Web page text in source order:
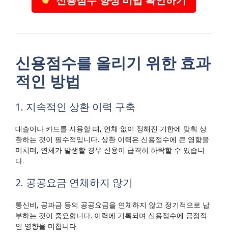
신용점수를 올리기 위한 효과
적인 방법
1. 지속적인 상환 이력 구축
대출이나 카드를 사용할 때, 연체 없이 정해진 기한에 맞춰 상
환하는 것이 필수적입니다. 상환 이력은 신용점수에 큰 영향을
미치며, 연체가 발생할 경우 신용이 급격히 하락할 수 있습니
다.
2. 공공요금 연체하지 않기
통신비, 공과금 등의 공공요금을 연체하지 않고 정기적으로 납
부하는 것이 중요합니다. 이력에 기록되며 신용점수에 긍정적
인 영향을 미칩니다.